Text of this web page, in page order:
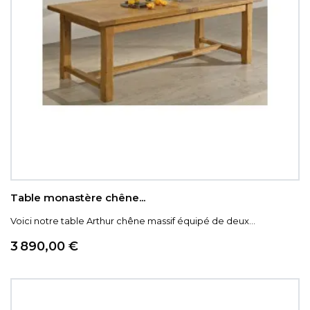
Table monastère chêne...
Voici notre table Arthur chêne massif équipé de deux...
Prix
3 890,00 €